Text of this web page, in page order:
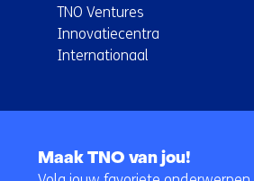
TNO Ventures
Innovatiecentra
Internationaal
navigatie
Maak TNO van jou!